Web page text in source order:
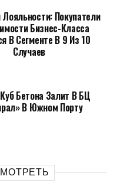
Покупатели
Бизнес-Класса
В Сегменте В 9 Из 10
Случаев
Бетона Залит В БЦ
В Южном Порту